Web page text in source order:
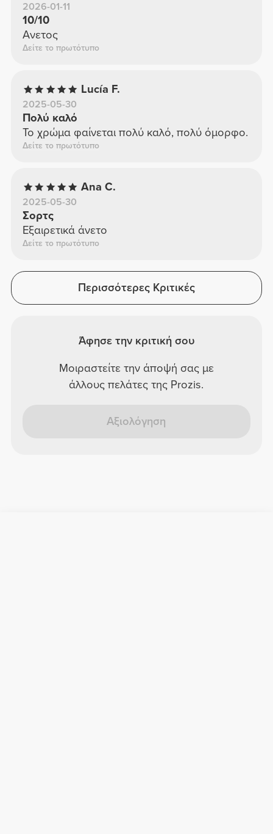
2026-01-11
10/10
Ανετος
Δείτε το πρωτότυπο
Lucía F.
2025-05-30
Πολύ καλό
Το χρώμα φαίνεται πολύ καλό, πολύ όμορφο.
Δείτε το πρωτότυπο
Ana C.
2025-05-30
Σορτς
Εξαιρετικά άνετο
Δείτε το πρωτότυπο
Περισσότερες Κριτικές
Άφησε την κριτική σου
Μοιραστείτε την άποψή σας με
άλλους πελάτες της Prozis.
Αξιολόγηση